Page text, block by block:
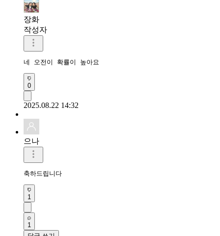
장화
작성자
네 오전이 확률이 높아요
0
2025.08.22 14:32
으나
축하드립니다
1
1